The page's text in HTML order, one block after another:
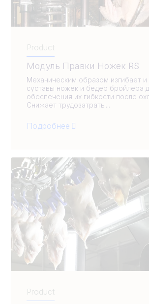
Product
Модуль Правки Ножек RS
Механическим образом изгибает и
суставы ножек и бедер бройлера
обеспечения их гибкости после
Снижает трудозатраты...
Подробнее
Product